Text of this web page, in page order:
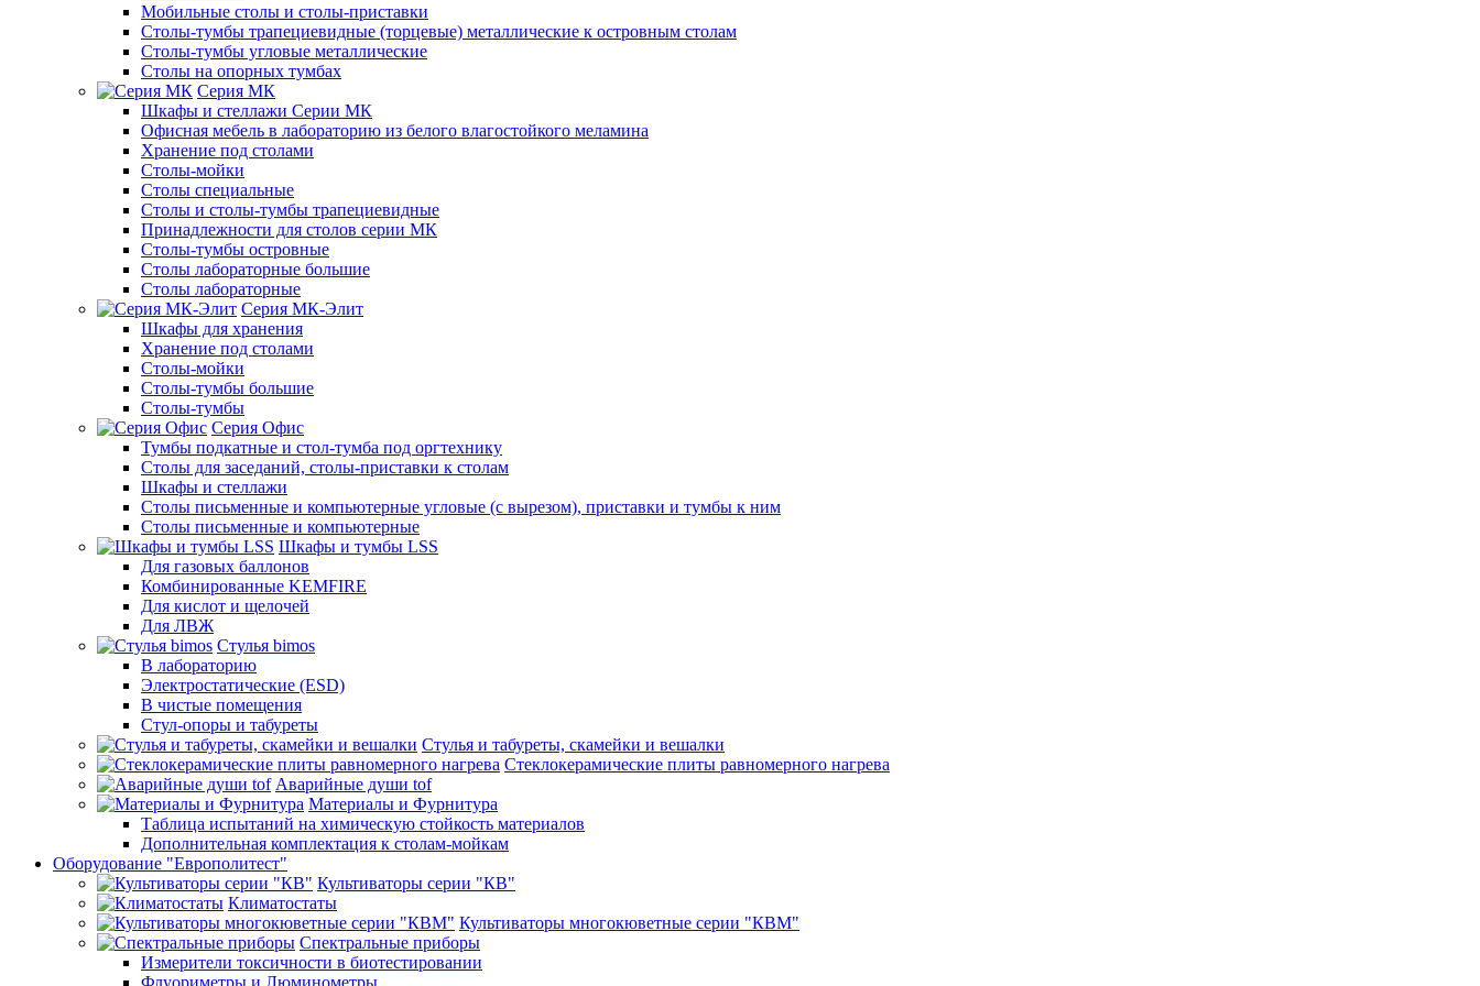
Мобильные столы и столы-приставки
Столы-тумбы трапециевидные (торцевые) металлические к островным столам
Столы-тумбы угловые металлические
Столы на опорных тумбах
Серия МК
Шкафы и стеллажи Серии МК
Офисная мебель в лабораторию из белого влагостойкого меламина
Хранение под столами
Столы-мойки
Столы специальные
Столы и столы-тумбы трапециевидные
Принадлежности для столов серии МК
Столы-тумбы островные
Столы лабораторные большие
Столы лабораторные
Серия МК-Элит
Шкафы для хранения
Хранение под столами
Столы-мойки
Столы-тумбы большие
Столы-тумбы
Серия Офис
Тумбы подкатные и стол-тумба под оргтехнику
Столы для заседаний, столы-приставки к столам
Шкафы и стеллажи
Столы письменные и компьютерные угловые (с вырезом), приставки и тумбы к ним
Столы письменные и компьютерные
Шкафы и тумбы LSS
Для газовых баллонов
Комбинированные KEMFIRE
Для кислот и щелочей
Для ЛВЖ
Стулья bimos
В лабораторию
Электростатические (ESD)
В чистые помещения
Стул-опоры и табуреты
Стулья и табуреты, скамейки и вешалки
Стеклокерамические плиты равномерного нагрева
Аварийные души tof
Материалы и Фурнитура
Таблица испытаний на химическую стойкость материалов
Дополнительная комплектация к столам-мойкам
Оборудование "Европолитест"
Культиваторы серии "КВ"
Климатостаты
Культиваторы многокюветные серии "КВМ"
Спектральные приборы
Измерители токсичности в биотестировании
Флуориметры и Люминометры